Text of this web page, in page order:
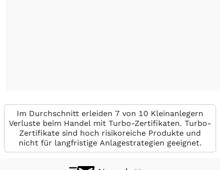
Im Durchschnitt erleiden 7 von 10 Kleinanlegern
Verluste beim Handel mit Turbo-Zertifikaten. Turbo-
Zertifikate sind hoch risikoreiche Produkte und
nicht für langfristige Anlagestrategien geeignet.